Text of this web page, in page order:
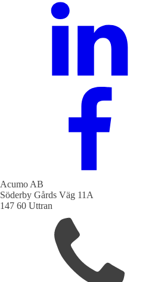
Acumo AB
Söderby Gårds Väg 11A
147 60 Uttran